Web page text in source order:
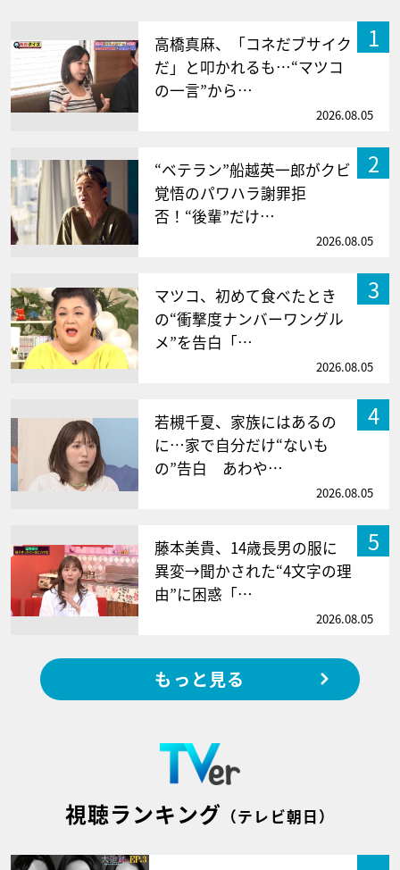
1
高橋真麻、「コネだブサイク
だ」と叩かれるも…“マツコ
の一言”から…
2026.08.05
2
“ベテラン”船越英一郎がクビ
覚悟のパワハラ謝罪拒
否！“後輩”だけ…
2026.08.05
3
マツコ、初めて食べたとき
の“衝撃度ナンバーワングル
メ”を告白「…
2026.08.05
4
若槻千夏、家族にはあるの
に…家で自分だけ“ないも
の”告白 あわや…
2026.08.05
5
藤本美貴、14歳長男の服に
異変→聞かされた“4文字の理
由”に困惑「…
2026.08.05
もっと見る
視聴ランキング （テレビ朝日）